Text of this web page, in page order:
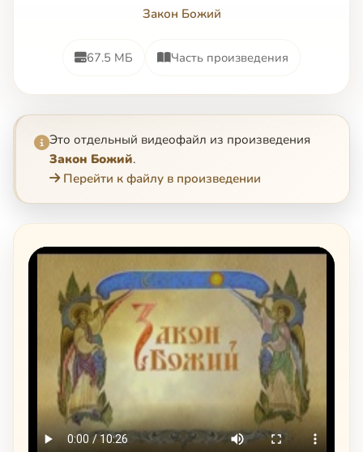
Закон Божий
67.5 МБ Часть произведения
Это отдельный видеофайл из произведения
Закон Божий.
Перейти к файлу в произведении